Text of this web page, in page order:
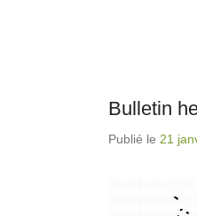
Bulletin
Publié le 21